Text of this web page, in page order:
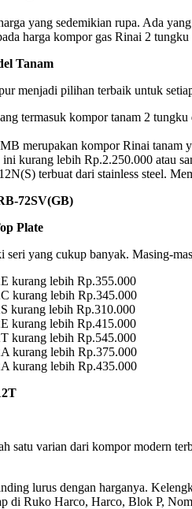
yang sedemikian rupa. Ada
harga kompor gas Rinai 2
Tanam
menjadi pilihan terbaik untuk
termasuk kompor tanam 2
merupakan kompor Rinai tanam
kurang lebih Rp.2.250.000 atau
terbuat dari stainless steel.
Plate
yang cukup banyak. Masing-
kurang lebih Rp.355.000
kurang lebih Rp.345.000
kurang lebih Rp.310.000
kurang lebih Rp.415.000
kurang lebih Rp.545.000
kurang lebih Rp.375.000
kurang lebih Rp.435.000
satu varian dari kompor modern
lurus dengan harganya.
di Ruko Harco, Harco, Blok P,